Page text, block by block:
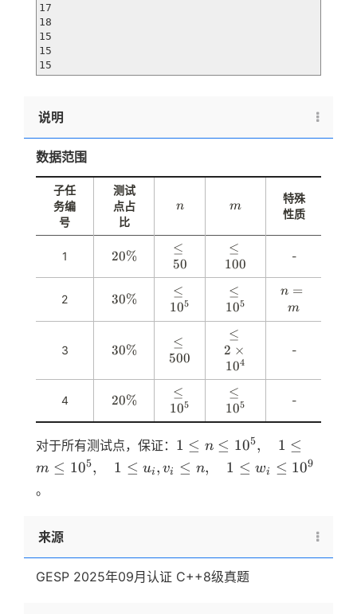
17
18
15
15
15
说明
数据范围
子任
务编
号
测试
点占
比
n
n m
m
特殊
性质
1
2
%
20%
\
l
e
q
5
≤
50
\
l
e
q
1
0
0
≤
100
-
2
3
%
30%
\
l
e
q
1
^
5
≤
105
\
l
e
q
1
0
^
5
≤
105
n
=
m
n =
m
3
3
\
%
30%
\
l
q
5
0
0
≤
500
\l
e
q
2
\
ti
e
≤
2 ×
104
-
4
2
%
20%
\
l
e
q
0
≤
105
\
l
e
q
0
≤
105 -
对于所有测试点，保证： 1 \leq
n \leq
10^5,
10^5,
1 ≤ n ≤ 105, 1 ≤
m ≤ 105, 1 ≤ ui , vi ≤ n, 1 ≤ wi ≤ 109
。
来源
GESP 2025年09月认证 C++8级真题